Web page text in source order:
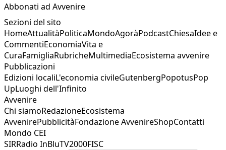
Abbonati ad Avvenire
Sezioni del sito
HomeAttualitàPoliticaMondoAgoràPodcastChiesaIdee e
CommentiEconomiaVita e
CuraFamigliaRubricheMultimediaEcosistema avvenire
Pubblicazioni
Edizioni localiL'economia civileGutenbergPopotusPop
UpLuoghi dell'Infinito
Avvenire
Chi siamoRedazioneEcosistema
AvvenirePubblicitàFondazione AvvenireShopContatti
Mondo CEI
SIRRadio InBluTV2000FISC